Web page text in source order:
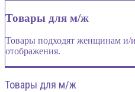
Товары для м/ж
Товары подходят женщинам и/
отображения.
Товары для м/ж